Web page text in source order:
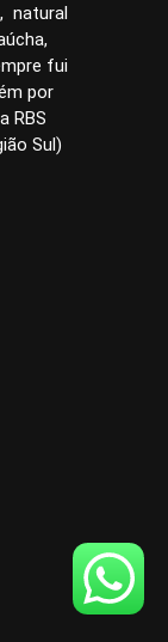
natural
fui
por
RBS
Sul)